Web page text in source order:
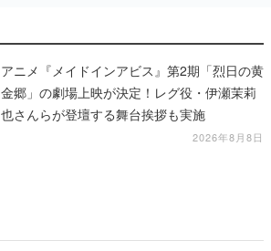
アニメ『メイドインアビス』第2期「烈日の黄
金郷」の劇場上映が決定！レグ役・伊瀬茉莉
也さんらが登壇する舞台挨拶も実施
2026年8月8日